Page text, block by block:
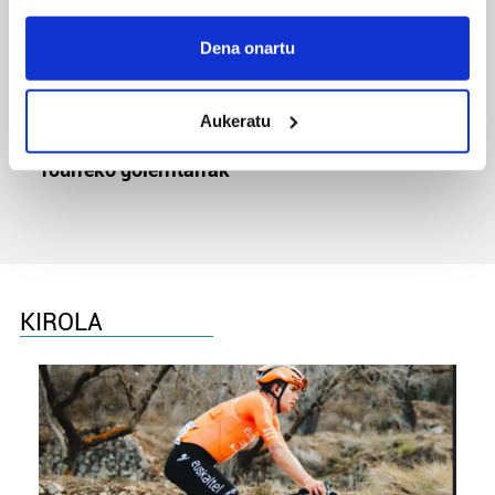
If you allow, we would also like to:
Collect information about your geographical
meters
Identify your device by actively scanning it for
specific characteristics (fingerprinting)
Find out more about how your personal data is processed
teknologia erabiliz, cookieak adibidez, iragarki eta eduki
pertsonalizatuak eskaintzeko, iragarkiak eta edukia
neurtzeko, jendeari buruzko informazioa biltzeko eta
produktuak garatzeko. Zure datuak nork eta zertarako
erabiltzen dituen hauta dezakezu.
Bazkide batzuek ez dizute baimenik eskatzen, eta beren
Dena onartu
Aukeratu
TXIRRINDULARITZA
Tourreko goierritarrak
KIROLA